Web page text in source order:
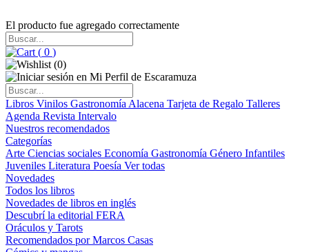
El producto fue agregado correctamente
( 0 )
(0)
Libros Vinilos Gastronomía Alacena Tarjeta de Regalo Talleres
Agenda Revista Intervalo
Nuestros recomendados
Categorías
Arte Ciencias sociales Economía Gastronomía Género Infantiles
Juveniles Literatura Poesía Ver todas
Novedades
Todos los libros
Novedades de libros en inglés
Descubrí la editorial FERA
Oráculos y Tarots
Recomendados por Marcos Casas